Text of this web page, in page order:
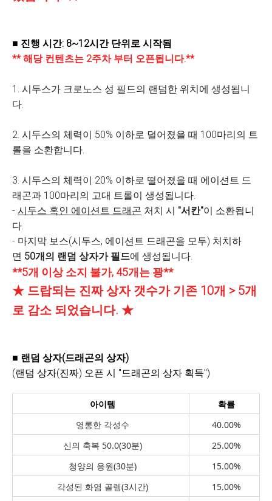
■ 진행 시간: 8~12시간 단위로 시작됨
** 해당 컨텐츠는 2주차 부터 오픈됩니다.**
1. 시두스가 크로노스 성 필드의 랜덤한 위치에 생성됩니
다.
2. 시두스의 체력이 50% 이하로 덜어졌을 때 100마리의 트
롤을 소환합니다.
3. 시두스의 체력이 20% 이하로 떨어졌을 때 에이션트 드
래곤과 100마리의 고대 트롤이 생성됩니다.
- 시두스 혹인 에이션트 드래곤 처치 시 "서칸"이 소환됩니
다.
- 마지막 보스(시두스, 에이션트 드래곤을 모두) 처치하
면 50개의 랜덤 상자가 필드에 생성됩니다.
**5개 이상 소지 불가, 45개는 꽝**
★ 드랍되는 진짜 상자 갯수가 기존 10개 > 5개
로 감소 되었습니다. ★
■ 랜덤 상자(드래곤의 상자)
(랜덤 상자(진짜) 오픈 시 "드래곤의 상자 획득")
아이템
확률
영롱한 각성수
40.00%
신의 축복 50.0(30분)
25.00%
청양의 응원(30분)
15.00%
각성된 화염 골렘(3시간)
15.00%